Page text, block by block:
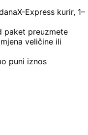
X-Express kurir, 1–
paket preuzmete
veličine ili
puni iznos